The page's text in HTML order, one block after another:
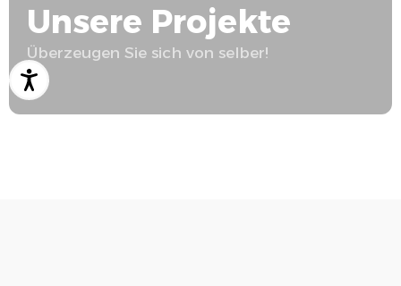
Unsere Projekte
Überzeugen Sie sich von selber!